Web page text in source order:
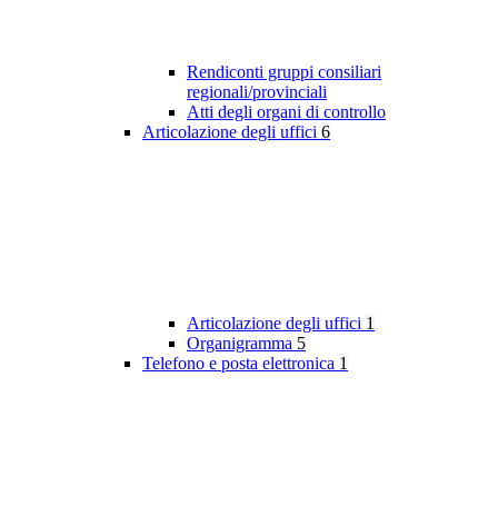
Rendiconti gruppi consiliari
regionali/provinciali
Atti degli organi di controllo
Articolazione degli uffici 6
Articolazione degli uffici 1
Organigramma 5
Telefono e posta elettronica 1